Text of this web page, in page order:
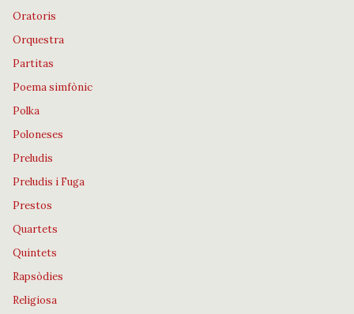
Oratoris
Orquestra
Partitas
Poema simfònic
Polka
Poloneses
Preludis
Preludis i Fuga
Prestos
Quartets
Quintets
Rapsòdies
Religiosa